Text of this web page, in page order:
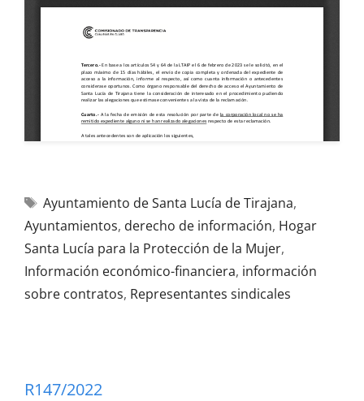
Ayuntamiento de Santa Lucía de Tirajana,
Ayuntamientos, derecho de información, Hogar
Santa Lucía para la Protección de la Mujer,
Información económico-financiera, información
sobre contratos, Representantes sindicales
R147/2022